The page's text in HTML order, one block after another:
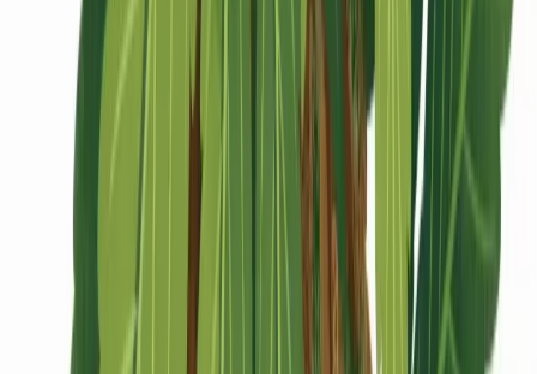
Cannabis Karte